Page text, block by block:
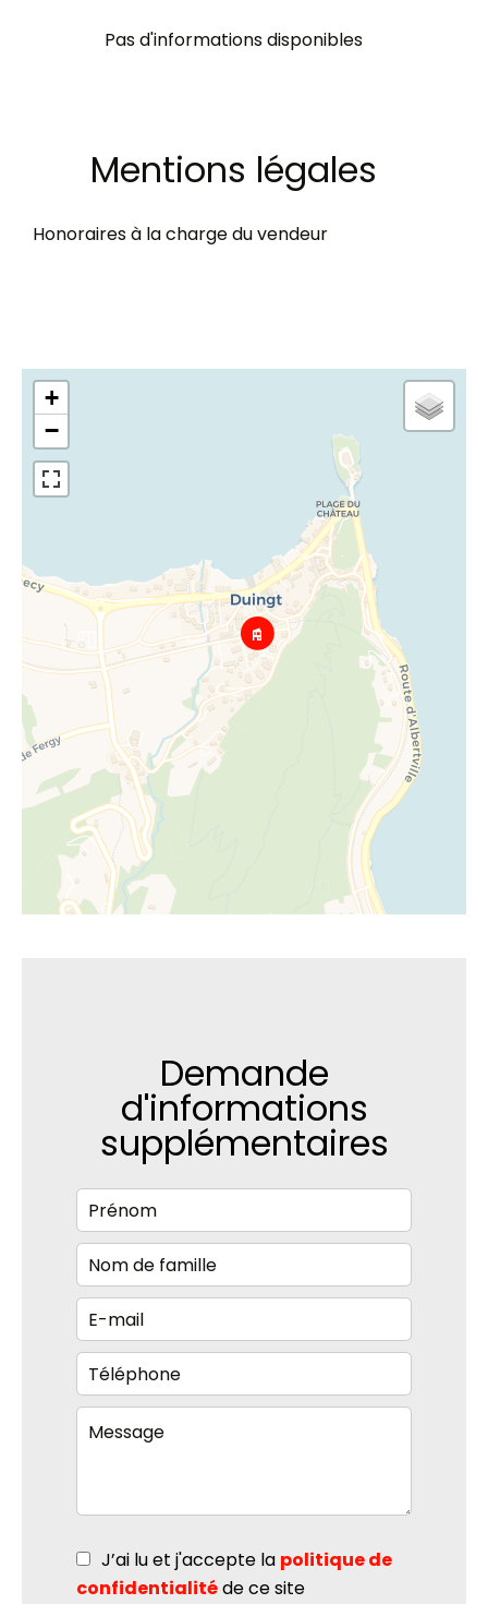
Pas d'informations disponibles
Mentions légales
Honoraires à la charge du vendeur
+
−
Demande
d'informations
supplémentaires
J’ai lu et j'accepte la politique de
confidentialitéde ce site